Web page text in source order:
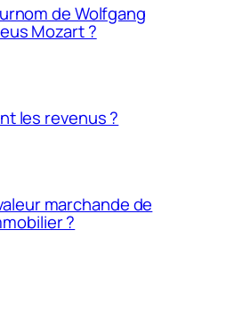
de Wolfgang
Mozart ?
les revenus ?
marchande de
?